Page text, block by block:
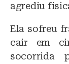
agrediu
Ela sofreu
cair em
socorrida